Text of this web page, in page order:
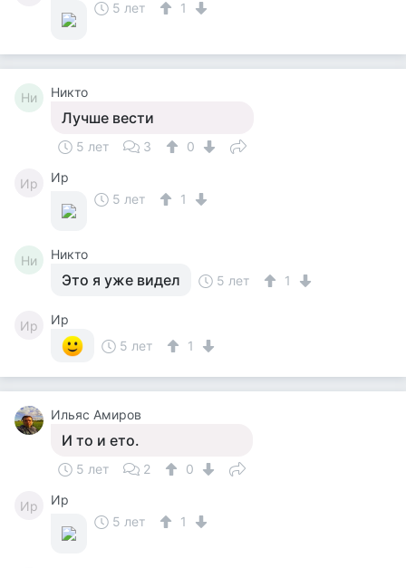
5 лет
1
Ни Никто
Лучше вести
5 лет 3 0
Ир
Ир
5 лет
1
Ни Никто
Это я уже видел 5 лет 1
Ир
Ир
5 лет
1
Ильяс Амиров
И то и ето.
5 лет 2 0
Ир
Ир
5 лет
1